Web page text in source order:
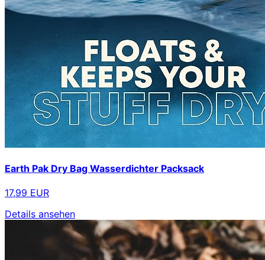
Earth Pak Dry Bag Wasserdichter Packsack
17,99 EUR
Details ansehen